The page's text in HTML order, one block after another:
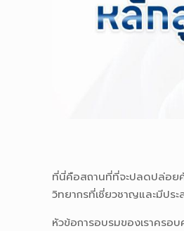
ที่นี่คือสถานที่ที่จะปลดปล่อย
วิทยากรที่เชี่ยวชาญและมีป
หัวข้อการอบรมของเราครอ